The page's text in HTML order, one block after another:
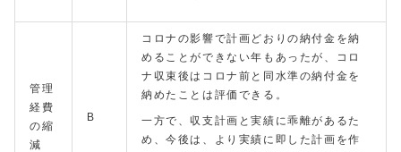
管理
経費
の縮
減
B
コロナの影響で計画どおりの納付金を納
めることができない年もあったが、コロ
ナ収束後はコロナ前と同水準の納付金を
納めたことは評価できる。
一方で、収支計画と実績に乖離があるた
め、今後は、より実績に即した計画を作